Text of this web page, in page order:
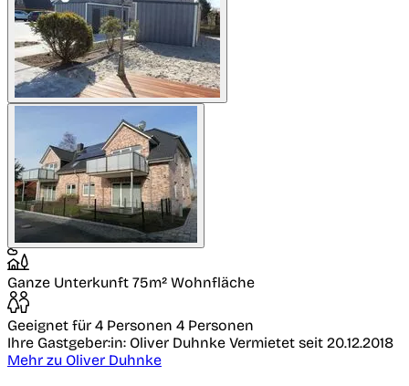
Ganze Unterkunft 75m² Wohnfläche
Geeignet für 4 Personen 4 Personen
Ihre Gastgeber:in: Oliver Duhnke Vermietet seit 20.12.2018
Mehr zu Oliver Duhnke